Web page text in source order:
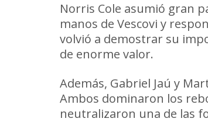
Norris Cole asumió gran
manos de Vescovi y
volvió a demostrar su
de enorme valor.
Además, Gabriel Jaú y
Ambos dominaron los
neutralizaron una de las